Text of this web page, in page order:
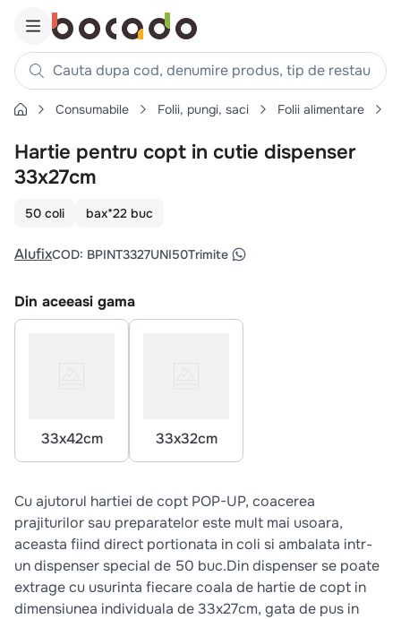
Cauta dupa cod, denumire produs, tip de restaurant,
Căutări populare
1 cartofi
2. piept pui
. pui
5. burger
6. coaste
7. ceafa
Consumabile Folii, pungi, saci Folii alimentare
Hartie pentru copt in cutie dispenser
33x27cm
50 coli bax*22 buc
AlufixCOD: BPINT3327UNI50Trimite
Din aceeasi gama
33x42cm 33x32cm
Cu ajutorul hartiei de copt POP-UP, coacerea
prajiturilor sau preparatelor este mult mai usoara,
aceasta fiind direct portionata in coli si ambalata intr-
un dispenser special de 50 buc.Din dispenser se poate
extrage cu usurinta fiecare coala de hartie de copt in
dimensiunea individuala de 33x27cm, gata de pus in